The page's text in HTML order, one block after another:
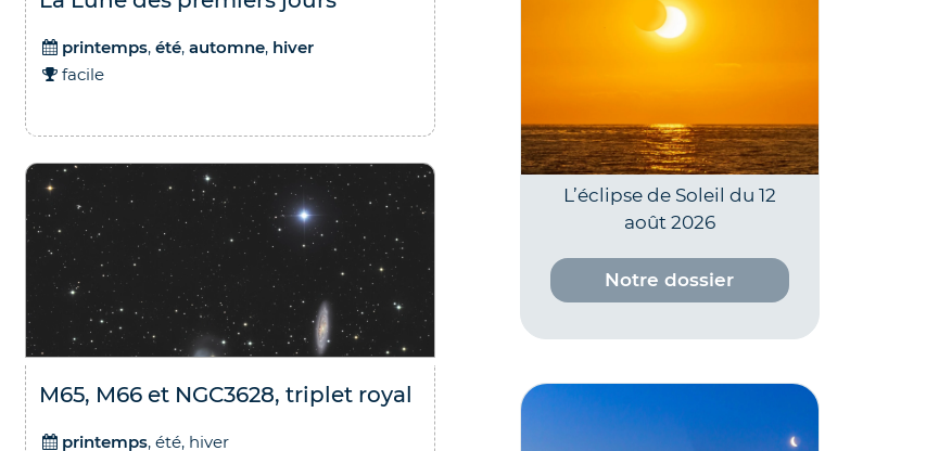
printemps, été, automne, hiver
facile
M65, M66 et NGC3628, triplet royal
printemps, été, hiver
L’éclipse de Soleil du 12
août 2026
Notre dossier